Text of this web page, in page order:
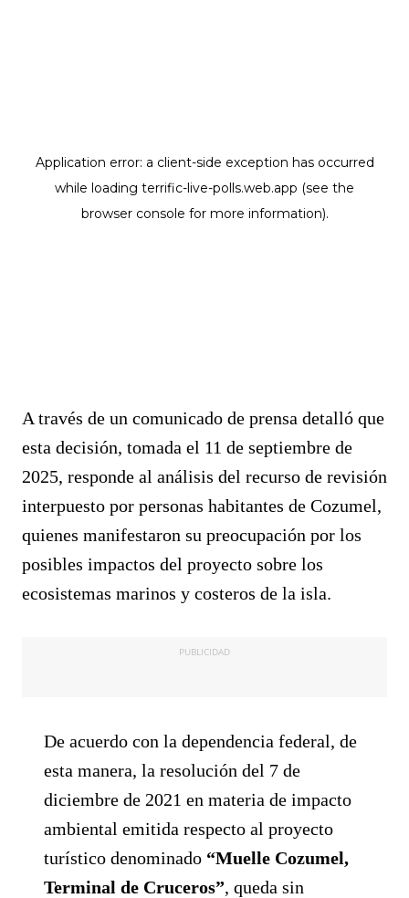
A través de un comunicado de prensa detalló que
esta decisión, tomada el 11 de septiembre de
2025, responde al análisis del recurso de revisión
interpuesto por personas habitantes de Cozumel,
quienes manifestaron su preocupación por los
posibles impactos del proyecto sobre los
ecosistemas marinos y costeros de la isla.
PUBLICIDAD
De acuerdo con la dependencia federal, de
esta manera, la resolución del 7 de
diciembre de 2021 en materia de impacto
ambiental emitida respecto al proyecto
turístico denominado “Muelle Cozumel,
Terminal de Cruceros”, queda sin